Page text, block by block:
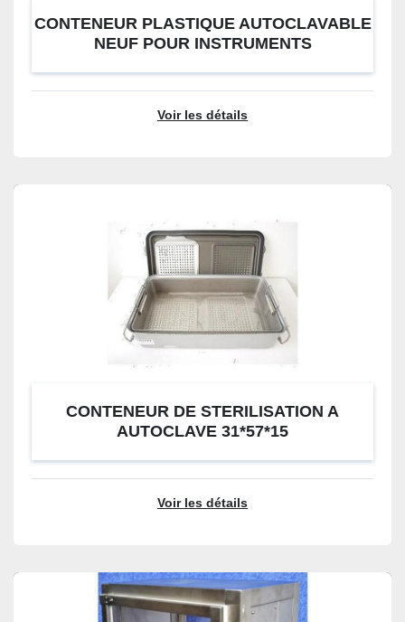
CONTENEUR PLASTIQUE AUTOCLAVABLE
NEUF POUR INSTRUMENTS
Voir les détails
CONTENEUR DE STERILISATION A
AUTOCLAVE 31*57*15
Voir les détails